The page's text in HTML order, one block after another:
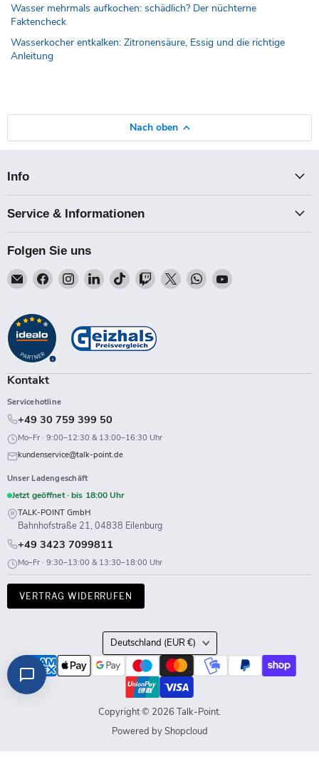
Wasser mehrmals aufkochen: schädlich? Der nüchterne
Faktencheck
Wasserkocher entkalken: Zitronensäure, Essig und die richtige
Anleitung
Nach oben
Info
Service & Informationen
Folgen Sie uns
Email
Talk-
Finden
Sie
auf
Facebook
Finden
Sie
Instagram
Finden
Sie
LinkedIn
Finden
Sie
TikTok
Finden
Sie
Twitch
Finden
Sie
Finden
Sie
Finden
Kontakt
Servicehotline
+49 30 759 399 50
Mo–Fr · 9:00–12:30 & 13:00–16:30 Uhr
kundenservice@talk-point.de
Unser Ladengeschäft
Jetzt geöffnet · bis 18:00 Uhr
TALK-POINT GmbH
Bahnhofstraße 21, 04838 Eilenburg
+49 3423 7099811
Mo–Fr · 9:30–13:00 & 13:30–18:00 Uhr
VERTRAG WIDERRUFEN
Land
Deutschland (EUR €)
Copyright © 2026 Talk-Point.
Powered by Shopcloud